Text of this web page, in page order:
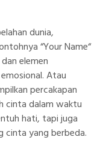
dunia,
“Your Name“
elemen
Atau
percakapan
cinta dalam waktu
hati, tapi juga
cinta yang berbeda.